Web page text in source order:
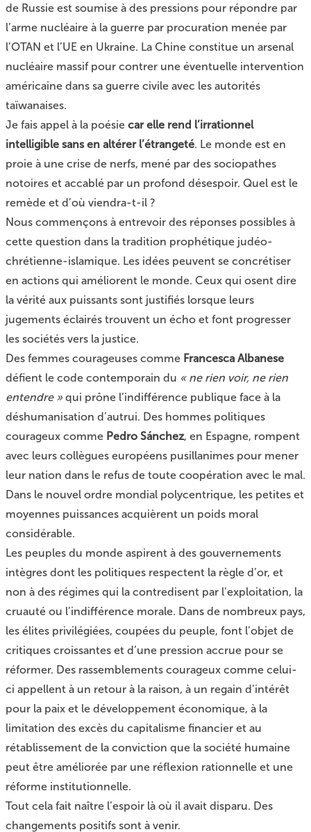
de Russie est soumise à des pressions pour répondre par
l’arme nucléaire à la guerre par procuration menée par
l’OTAN et l’UE en Ukraine. La Chine constitue un arsenal
nucléaire massif pour contrer une éventuelle intervention
américaine dans sa guerre civile avec les autorités
taïwanaises.
Je fais appel à la poésie car elle rend l’irrationnel
intelligible sans en altérer l’étrangeté. Le monde est en
proie à une crise de nerfs, mené par des sociopathes
notoires et accablé par un profond désespoir. Quel est le
remède et d’où viendra-t-il ?
Nous commençons à entrevoir des réponses possibles à
cette question dans la tradition prophétique judéo-
chrétienne-islamique. Les idées peuvent se concrétiser
en actions qui améliorent le monde. Ceux qui osent dire
la vérité aux puissants sont justifiés lorsque leurs
jugements éclairés trouvent un écho et font progresser
les sociétés vers la justice.
Des femmes courageuses comme Francesca Albanese
défient le code contemporain du « ne rien voir, ne rien
entendre »qui prône l’indifférence publique face à la
déshumanisation d’autrui. Des hommes politiques
courageux comme Pedro Sánchez, en Espagne, rompent
avec leurs collègues européens pusillanimes pour mener
leur nation dans le refus de toute coopération avec le mal.
Dans le nouvel ordre mondial polycentrique, les petites et
moyennes puissances acquièrent un poids moral
considérable.
Les peuples du monde aspirent à des gouvernements
intègres dont les politiques respectent la règle d’or, et
non à des régimes qui la contredisent par l’exploitation, la
cruauté ou l’indifférence morale. Dans de nombreux pays,
les élites privilégiées, coupées du peuple, font l’objet de
critiques croissantes et d’une pression accrue pour se
réformer. Des rassemblements courageux comme celui-
ci appellent à un retour à la raison, à un regain d’intérêt
pour la paix et le développement économique, à la
limitation des excès du capitalisme financier et au
rétablissement de la conviction que la société humaine
peut être améliorée par une réflexion rationnelle et une
réforme institutionnelle.
Tout cela fait naître l’espoir là où il avait disparu. Des
changements positifs sont à venir.